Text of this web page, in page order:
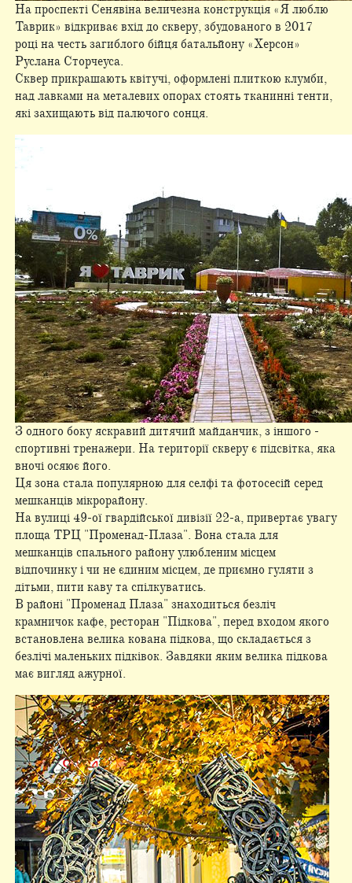
На проспекті Сенявіна величезна конструкція «Я люблю
Таврик» відкриває вхід до скверу, збудованого в 2017
році на честь загиблого бійця батальйону «Херсон»
Руслана Сторчеуса.
Сквер прикрашають квітучі, оформлені плиткою клумби,
над лавками на металевих опорах стоять тканинні тенти,
які захищають від палючого сонця.
З одного боку яскравий дитячий майданчик, з іншого -
спортивні тренажери. На території скверу є підсвітка, яка
вночі осяює його.
Ця зона стала популярною для селфі та фотосесій серед
мешканців мікрорайону.
На вулиці 49-ої гвардійської дивізії 22-а, привертає увагу
площа ТРЦ "Променад-Плаза". Вона стала для
мешканців спального району улюбленим місцем
відпочинку і чи не єдиним місцем, де приємно гуляти з
дітьми, пити каву та спілкуватись.
В районі "Променад Плаза" знаходиться безліч
крамничок кафе, ресторан "Підкова", перед входом якого
встановлена велика кована підкова, що складається з
безлічі маленьких підківок. Завдяки яким велика підкова
має вигляд ажурної.